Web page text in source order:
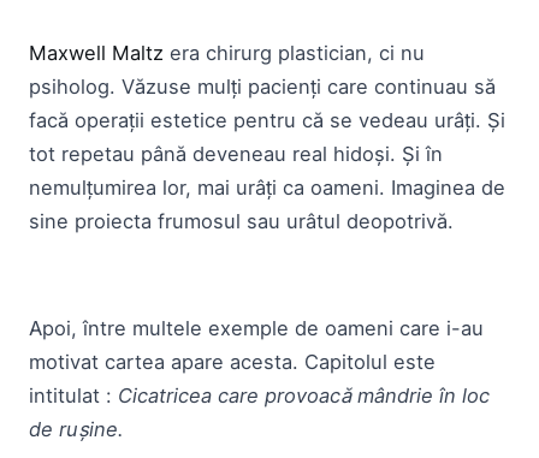
Maxwell Maltz era chirurg plastician, ci nu
psiholog. Văzuse mulți pacienți care continuau să
facă operații estetice pentru că se vedeau urâți. Și
tot repetau până deveneau real hidoși. Și în
nemulțumirea lor, mai urâți ca oameni. Imaginea de
sine proiecta frumosul sau urâtul deopotrivă.
Apoi, între multele exemple de oameni care i-au
motivat cartea apare acesta. Capitolul este
intitulat : Cicatricea care provoacă mândrie în loc
de rușine.